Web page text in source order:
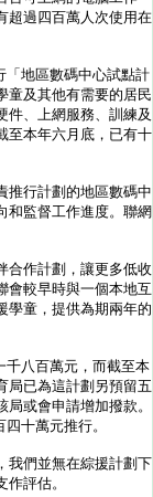
超過四百萬人次使用在
地區數碼中心試點計
童及其他有需要的居民
件、上網服務、訓練及
至本年六月底，已有十
推行計劃的地區數碼中
和監督工作進度。聯網
合作計劃，讓更多低收
會較早時與一個本地互
學童，提供為期兩年的
千八百萬元，而截至本
局已為這計劃另預留五
或會申請增加撥款。
十萬元推行。
們並無在綜援計劃下
評估。